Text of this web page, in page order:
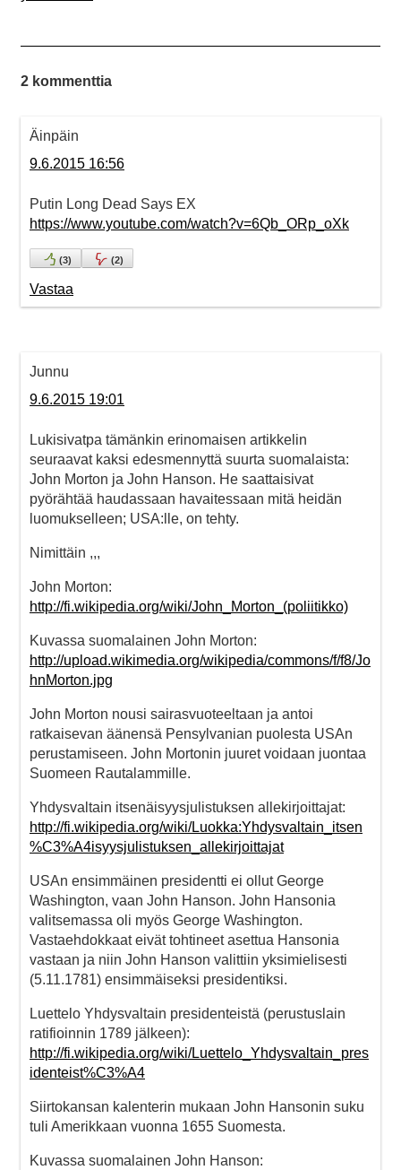
2 kommenttia
Äinpäin
9.6.2015 16:56
Putin Long Dead Says EX
https://www.youtube.com/watch?v=6Qb_ORp_oXk
(3) (2)
Vastaa
Junnu
9.6.2015 19:01
Lukisivatpa tämänkin erinomaisen artikkelin
seuraavat kaksi edesmennyttä suurta suomalaista:
John Morton ja John Hanson. He saattaisivat
pyörähtää haudassaan havaitessaan mitä heidän
luomukselleen; USA:lle, on tehty.
Nimittäin ,,,
John Morton:
http://fi.wikipedia.org/wiki/John_Morton_(poliitikko)
Kuvassa suomalainen John Morton:
http://upload.wikimedia.org/wikipedia/commons/f/f8/Jo
hnMorton.jpg
John Morton nousi sairasvuoteeltaan ja antoi
ratkaisevan äänensä Pensylvanian puolesta USAn
perustamiseen. John Mortonin juuret voidaan juontaa
Suomeen Rautalammille.
Yhdysvaltain itsenäisyysjulistuksen allekirjoittajat:
http://fi.wikipedia.org/wiki/Luokka:Yhdysvaltain_itsen
%C3%A4isyysjulistuksen_allekirjoittajat
USAn ensimmäinen presidentti ei ollut George
Washington, vaan John Hanson. John Hansonia
valitsemassa oli myös George Washington.
Vastaehdokkaat eivät tohtineet asettua Hansonia
vastaan ja niin John Hanson valittiin yksimielisesti
(5.11.1781) ensimmäiseksi presidentiksi.
Luettelo Yhdysvaltain presidenteistä (perustuslain
ratifioinnin 1789 jälkeen):
http://fi.wikipedia.org/wiki/Luettelo_Yhdysvaltain_pres
identeist%C3%A4
Siirtokansan kalenterin mukaan John Hansonin suku
tuli Amerikkaan vuonna 1655 Suomesta.
Kuvassa suomalainen John Hanson: